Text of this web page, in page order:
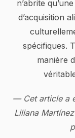
n’abrite
d’acquisition
spécifiques.
manière
— Cet article a
Liliana